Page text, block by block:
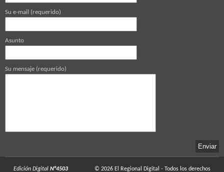
Su e-mail (requerido)
Asunto
Su mensaje (requerido)
Edición Digital N°4503 © 2026 El Regional Digital - Todos los derechos